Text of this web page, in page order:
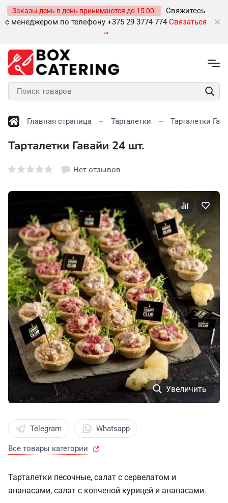
Заказы день в день принимаются до 15:00.
Свяжитесь
с менеджером по телефону +375 29 3774 774 Связаться
⭢
Главная страница Тарталетки Тарталетки
Тарталетки Гавайи 24 шт.
Нет отзывов
Увеличить
Telegram Whatsapp
Все товары категории
Тарталетки песочные, салат с сервелатом и
ананасами, салат с копченой курицей и ананасами.